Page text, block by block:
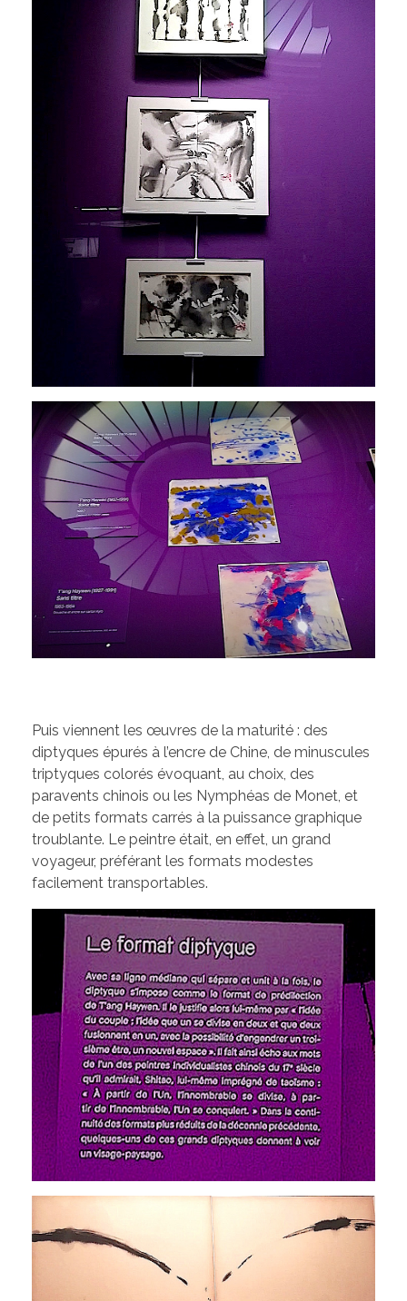
Puis viennent les œuvres de la maturité : des
diptyques épurés à l’encre de Chine, de minuscules
triptyques colorés évoquant, au choix, des
paravents chinois ou les Nymphéas de Monet, et
de petits formats carrés à la puissance graphique
troublante. Le peintre était, en effet, un grand
voyageur, préférant les formats modestes
facilement transportables.